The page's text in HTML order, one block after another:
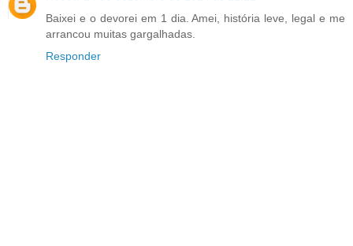
Baixei e o devorei em 1 dia. Amei, história leve, legal e me
arrancou muitas gargalhadas.
Responder